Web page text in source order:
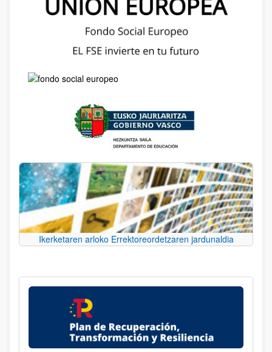
Ikerketaren arloko Errektoreordetzaren jardunaldia